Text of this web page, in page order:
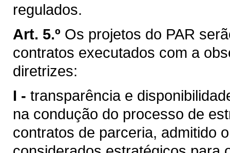
regulados.
Art. 5.º Os projetos do PAR
contratos executados com a
diretrizes:
I - transparência e
na condução do processo de
contratos de parceria, admitido